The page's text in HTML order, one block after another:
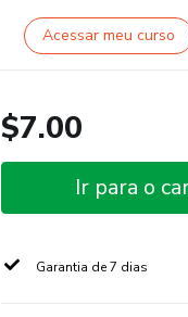
Acessar meu curso
$7.00
Ir para o
Garantia de 7 dias